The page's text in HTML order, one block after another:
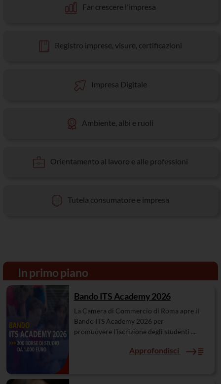
Far crescere l'impresa
Registro imprese, visure, certificazioni
Impresa Digitale
Ambiente, albi e ruoli
Orientamento al lavoro e alle professioni
Tutela consumatore e impresa
In primo piano
Bando ITS Academy 2026
La Camera di Commercio di Roma apre il
Bando ITS Academy 2026 per
promuovere l’iscrizione degli studenti ....
Approfondisci